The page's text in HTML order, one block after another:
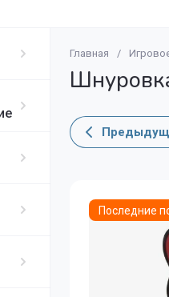
Иностранный
Магнитные
Мелкая
Английский
ОБЖ и НВП
Технология
Кабинет
Главная /
Последние